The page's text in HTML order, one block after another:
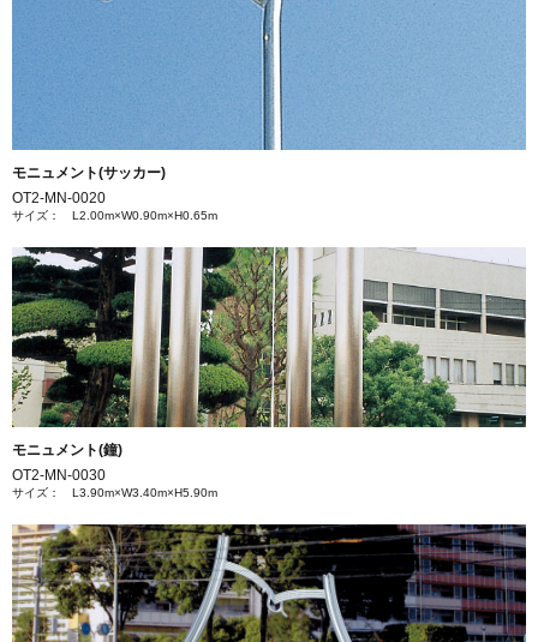
モニュメント(サッカー)
OT2-MN-0020
サイズ： L2.00m×W0.90m×H0.65m
モニュメント(鐘)
OT2-MN-0030
サイズ： L3.90m×W3.40m×H5.90m